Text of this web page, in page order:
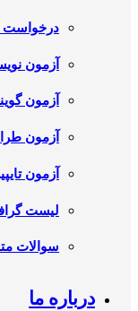
درخواست
آزمون
آزمون
آزمون
آزمون
لیست
سوالات
درباره ما